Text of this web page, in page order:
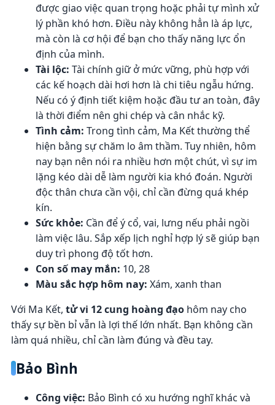
được giao việc quan trọng hoặc phải tự mình xử
lý phần khó hơn. Điều này không hẳn là áp lực,
mà còn là cơ hội để bạn cho thấy năng lực ổn
định của mình.
Tài lộc: Tài chính giữ ở mức vững, phù hợp với
các kế hoạch dài hơi hơn là chi tiêu ngẫu hứng.
Nếu có ý định tiết kiệm hoặc đầu tư an toàn, đây
là thời điểm nên ghi chép và cân nhắc kỹ.
Tình cảm: Trong tình cảm, Ma Kết thường thể
hiện bằng sự chăm lo âm thầm. Tuy nhiên, hôm
nay bạn nên nói ra nhiều hơn một chút, vì sự im
lặng kéo dài dễ làm người kia khó đoán. Người
độc thân chưa cần vội, chỉ cần đừng quá khép
kín.
Sức khỏe: Cần để ý cổ, vai, lưng nếu phải ngồi
làm việc lâu. Sắp xếp lịch nghỉ hợp lý sẽ giúp bạn
duy trì phong độ tốt hơn.
Con số may mắn: 10, 28
Màu sắc hợp hôm nay: Xám, xanh than
Với Ma Kết, tử vi 12 cung hoàng đạohôm nay cho
thấy sự bền bỉ vẫn là lợi thế lớn nhất. Bạn không cần
làm quá nhiều, chỉ cần làm đúng và đều tay.
Bảo Bình
Công việc: Bảo Bình có xu hướng nghĩ khác và